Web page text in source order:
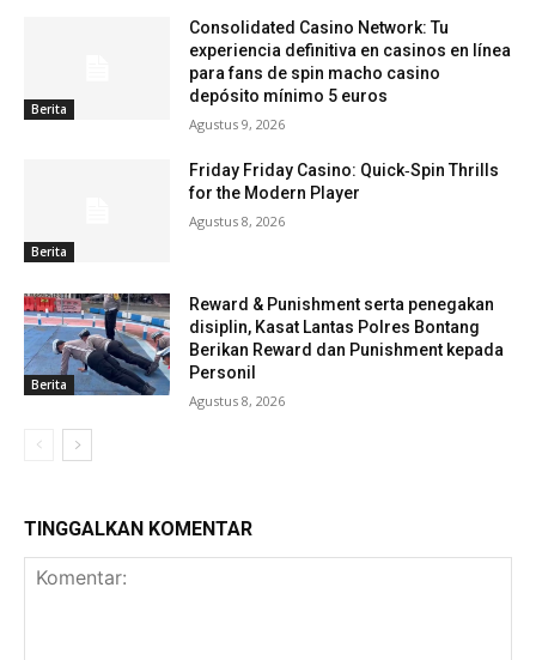
Berita
Consolidated Casino Network: Tu
experiencia definitiva en casinos en línea
para fans de spin macho casino
depósito mínimo 5 euros
Agustus 9, 2026
Berita
Friday Friday Casino: Quick‑Spin Thrills
for the Modern Player
Agustus 8, 2026
Berita
Reward & Punishment serta penegakan
disiplin, Kasat Lantas Polres Bontang
Berikan Reward dan Punishment kepada
Personil
Agustus 8, 2026
TINGGALKAN KOMENTAR